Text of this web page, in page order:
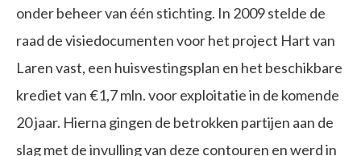
onder beheer van één stichting. In 2009 stelde de
raad de visiedocumenten voor het project Hart van
Laren vast, een huisvestingsplan en het beschikbare
krediet van €1,7 mln. voor exploitatie in de komende
20 jaar. Hierna gingen de betrokken partijen aan de
slag met de invulling van deze contouren en werd in